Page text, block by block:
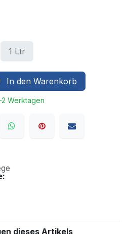
1 Ltr
In den Warenkorb
Werktagen
dieses Artikels